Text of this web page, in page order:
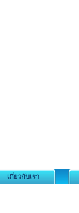
เกี่ยวกับเรา